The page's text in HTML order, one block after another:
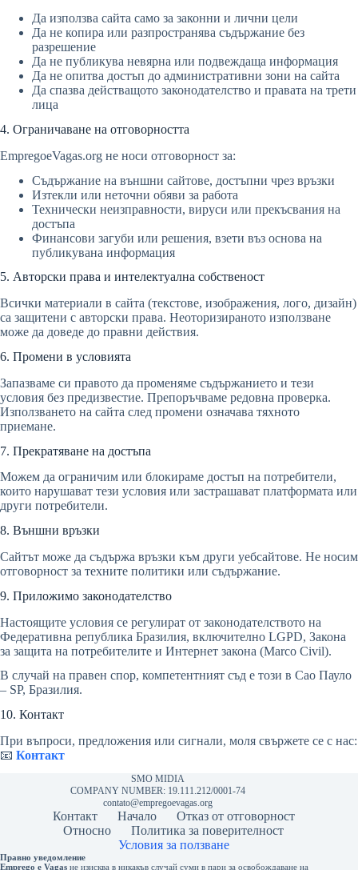
Да използва сайта само за законни и лични цели
Да не копира или разпространява съдържание без
разрешение
Да не публикува невярна или подвеждаща информация
Да не опитва достъп до административни зони на сайта
Да спазва действащото законодателство и правата на трети
лица
4. Ограничаване на отговорността
EmpregoeVagas.org не носи отговорност за:
Съдържание на външни сайтове, достъпни чрез връзки
Изтекли или неточни обяви за работа
Технически неизправности, вируси или прекъсвания на
достъпа
Финансови загуби или решения, взети въз основа на
публикувана информация
5. Авторски права и интелектуална собственост
Всички материали в сайта (текстове, изображения, лого, дизайн)
са защитени с авторски права. Неоторизираното използване
може да доведе до правни действия.
6. Промени в условията
Запазваме си правото да променяме съдържанието и тези
условия без предизвестие. Препоръчваме редовна проверка.
Използването на сайта след промени означава тяхното
приемане.
7. Прекратяване на достъпа
Можем да ограничим или блокираме достъп на потребители,
които нарушават тези условия или застрашават платформата или
други потребители.
8. Външни връзки
Сайтът може да съдържа връзки към други уебсайтове. Не носим
отговорност за техните политики или съдържание.
9. Приложимо законодателство
Настоящите условия се регулират от законодателството на
Федеративна република Бразилия, включително LGPD, Закона
за защита на потребителите и Интернет закона (Marco Civil).
В случай на правен спор, компетентният съд е този в Сао Пауло
– SP, Бразилия.
10. Контакт
При въпроси, предложения или сигнали, моля свържете се с нас:
📧 Контакт
SMO MIDIA
COMPANY NUMBER: 19.111.212/0001-74
contato@empregoevagas.org
Контакт Начало
Отказ от отговорност
Относно
Политика за поверителност
Условия за ползване
Правно уведомление
Emprego e Vagas не изисква в никакъв случай суми в пари за освобождаване на